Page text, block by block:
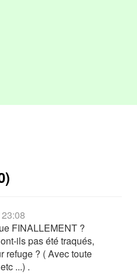
FINALLEMENT ?
ils pas été traqués,
refuge ? ( Avec toute
...) .